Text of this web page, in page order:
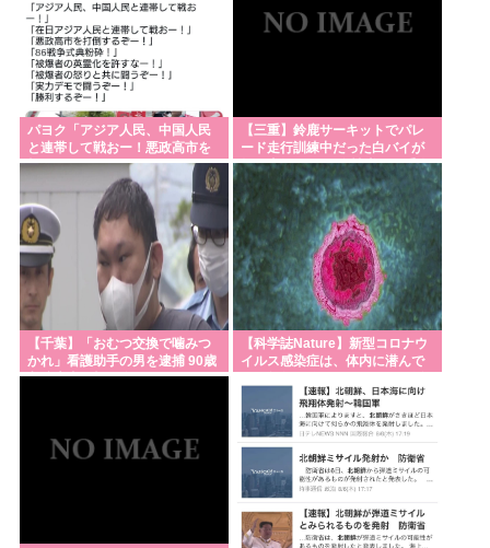
Powered by livedoor 相互RSS
パヨク「アジア人民、中国人民
と連帯して戦おー！悪政高市を
打倒するぞー！」
【三重】鈴鹿サーキットでパレ
ード走行訓練中だった白バイが
転倒事故 20代の女性隊員が重傷
白バイ乗車歴4カ月
【千葉】「おむつ交換で噛みつ
かれ」看護助手の男を逮捕 90歳
入院患者の顔や腹を殴るなどケ
【科学誌Nature】新型コロナウ
イルス感染症は、体内に潜んで
性化し、人々に重篤な病気を引
き起こす